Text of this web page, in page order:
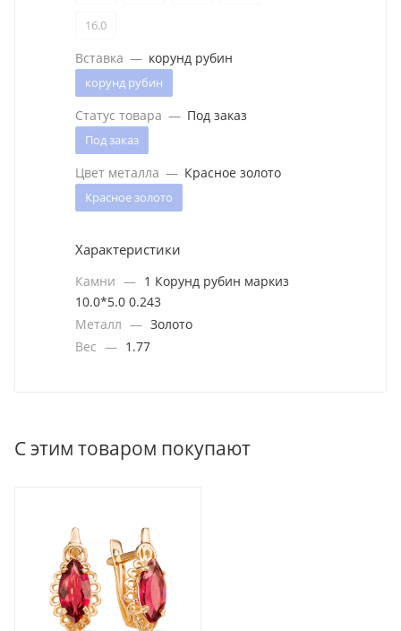
16.0
Вставка — корунд рубин
корунд рубин
Статус товара — Под заказ
Под заказ
Цвет металла — Красное золото
Красное золото
Характеристики
Камни — 1 Корунд рубин маркиз
10.0*5.0 0.243
Металл — Золото
Вес — 1.77
С этим товаром покупают